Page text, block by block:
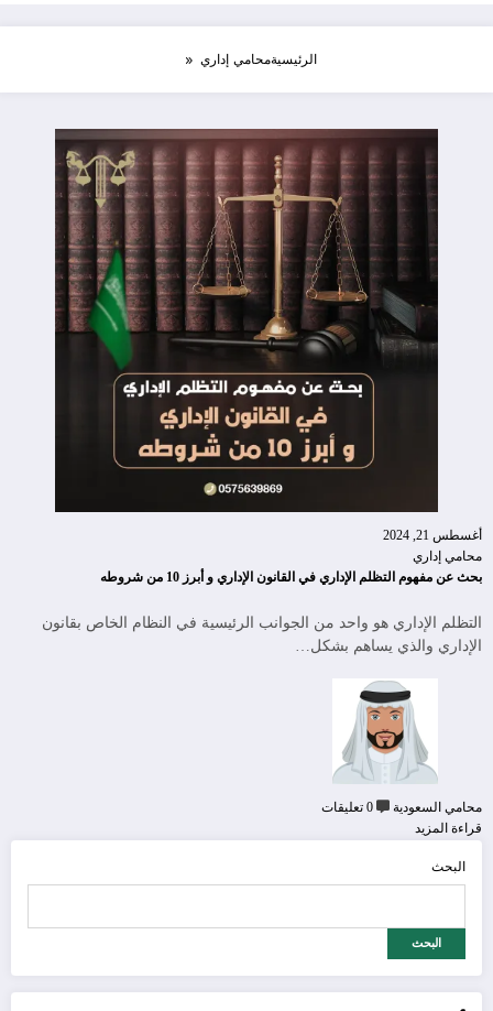
الرئيسيةمحامي إداري
أغسطس 21, 2024
محامي إداري
بحث عن مفهوم التظلم الإداري في القانون الإداري و أبرز 10 من شروطه
التظلم الإداري هو واحد من الجوانب الرئيسية في النظام الخاص بقانون
الإداري والذي يساهم بشكل…
محامي السعودية
0 تعليقات
قراءة المزيد
البحث
البحث